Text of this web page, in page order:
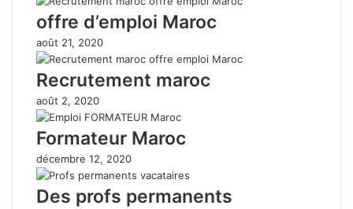
offre d’emploi Maroc
août 21, 2020
Recrutement maroc
août 2, 2020
Formateur Maroc
décembre 12, 2020
Des profs permanents